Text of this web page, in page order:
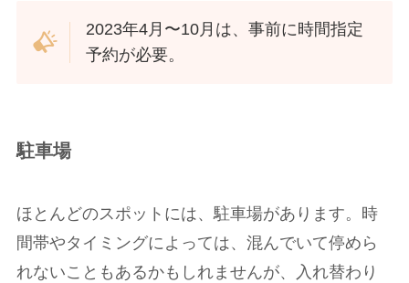
2023年4月〜10月は、事前に時間指定
予約が必要。
駐車場
ほとんどのスポットには、駐車場があります。時
間帯やタイミングによっては、混んでいて停めら
れないこともあるかもしれませんが、入れ替わり